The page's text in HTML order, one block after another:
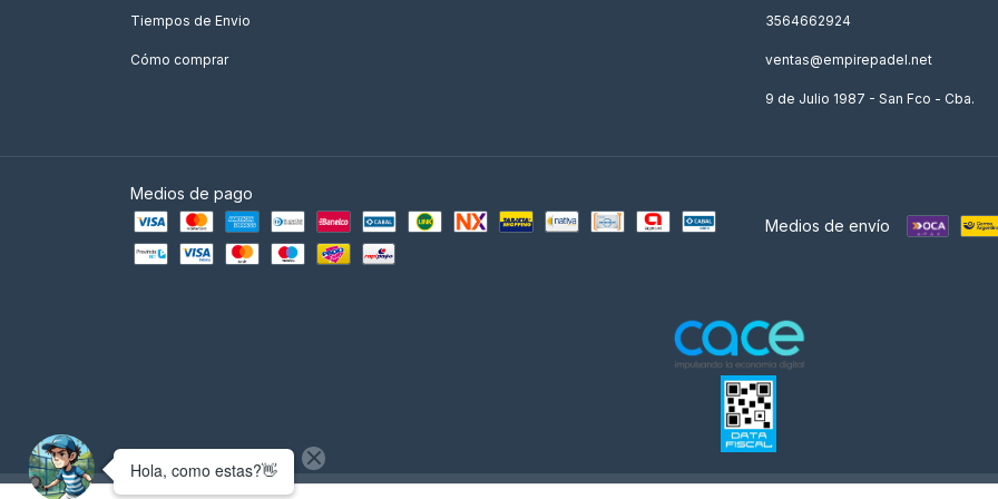
Tiempos de Envio
Cómo comprar
3564662924
ventas@empirepadel.net
9 de Julio 1987 - San Fco - Cba.
Medios de pago
Medios de envío